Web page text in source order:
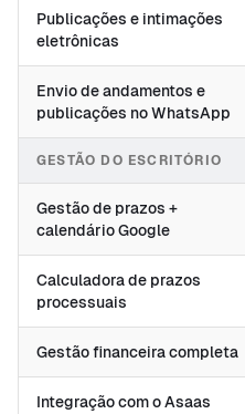
Publicações e intimações
eletrônicas
Envio de andamentos e
publicações no WhatsApp
GESTÃO DO ESCRITÓRIO
Gestão de prazos +
calendário Google
Calculadora de prazos
processuais
Gestão financeira completa
Integração com o Asaas